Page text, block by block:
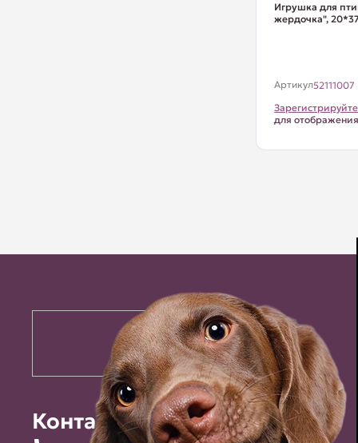
Игрушка для
жердочка",
Артикул52111007
для
Контакты